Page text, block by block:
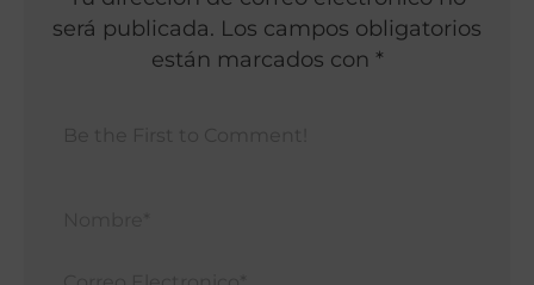
será publicada. Los campos obligatorios
están marcados con *